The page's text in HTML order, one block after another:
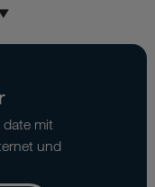
date mit
und